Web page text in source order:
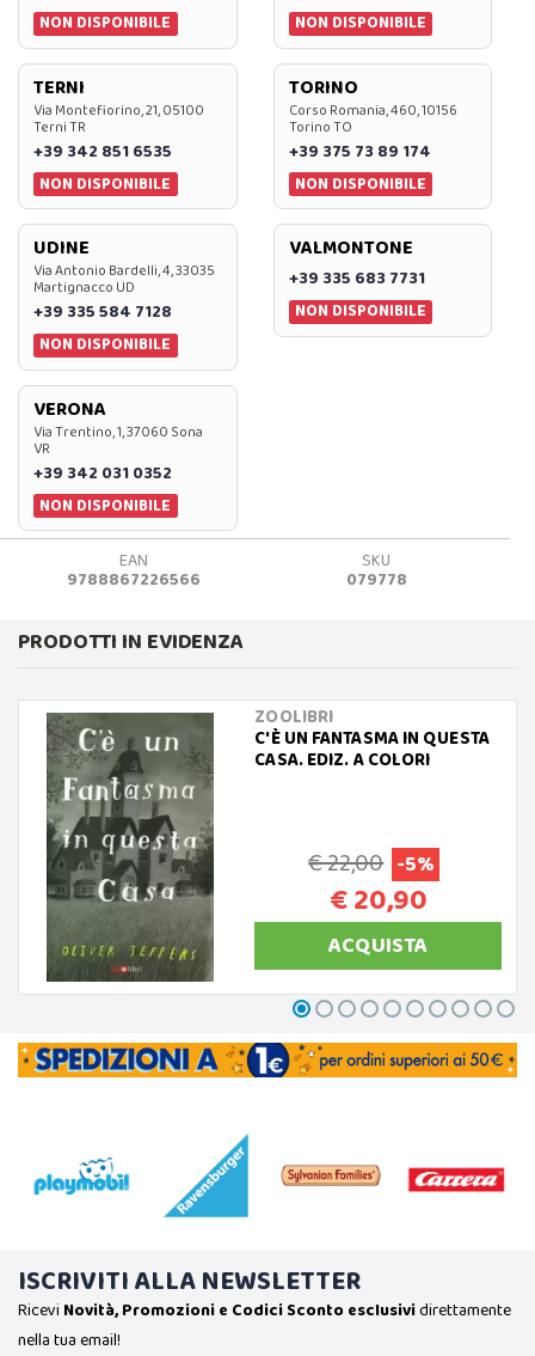
NON DISPONIBILE
NON DISPONIBILE
TERNI
Via Montefiorino, 21, 05100
Terni TR
+39 342 851 6535
NON DISPONIBILE
TORINO
Corso Romania, 460, 10156
Torino TO
+39 375 73 89 174
NON DISPONIBILE
UDINE
Via Antonio Bardelli, 4, 33035
Martignacco UD
+39 335 584 7128
NON DISPONIBILE
VALMONTONE
+39 335 683 7731
NON DISPONIBILE
VERONA
Via Trentino, 1, 37060 Sona
VR
+39 342 031 0352
NON DISPONIBILE
EAN
9788867226566
SKU
079778
PRODOTTI IN EVIDENZA
ZOOLIBRI
C'È UN FANTASMA IN QUESTA
CASA. EDIZ. A COLORI
€ 22,00 -5%
€ 20,90
ACQUISTA
ISCRIVITI ALLA NEWSLETTER
Ricevi Novità, Promozioni e Codici Sconto esclusividirettamente
nella tua email!